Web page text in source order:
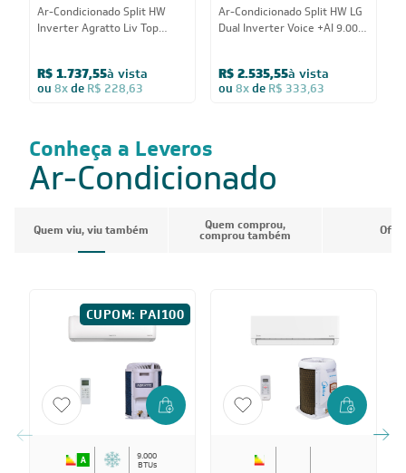
Ar-Condicionado Split HW
Inverter Agratto Liv Top
R$ 1.737,55à vista
ou 8xde R$ 228,63
Ar-Condicionado Split HW LG
Dual Inverter Voice +AI 9.000
R$ 2.535,55à vista
ou 8xde R$ 333,63
Conheça a Leveros
Ar-Condicionado
Quem viu, viu também Quem comprou,
comprou também
CUPOM: PAI100
9.000
BTUs